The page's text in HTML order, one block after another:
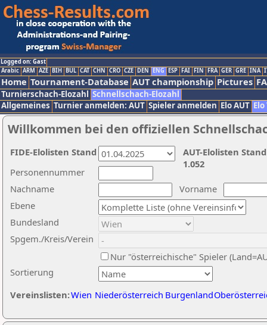
Logged on: Gast
Arabic ARM AZE BIH BUL CAT CHN CRO CZE DEN ENG ESP FAI FIN FRA GER GRE INA
Home Tournament-Database AUT championship Pictures
Turnierschach-Elozahl Schnellschach-Elozahl
Allgemeines Turnier anmelden: AUT Spieler anmelden Elo AUT
Willkommen bei den offiziellen
Nachname
Vorname
Ebene
Sortierung
Personennummer
Bundesland
Spgem./Kreis/Verein
Nur "österreichische" Spieler
Vereinslisten:Wien Niederösterreich Burgenland
AUT-Elolisten
1.052
FIDE-Elolisten Stand